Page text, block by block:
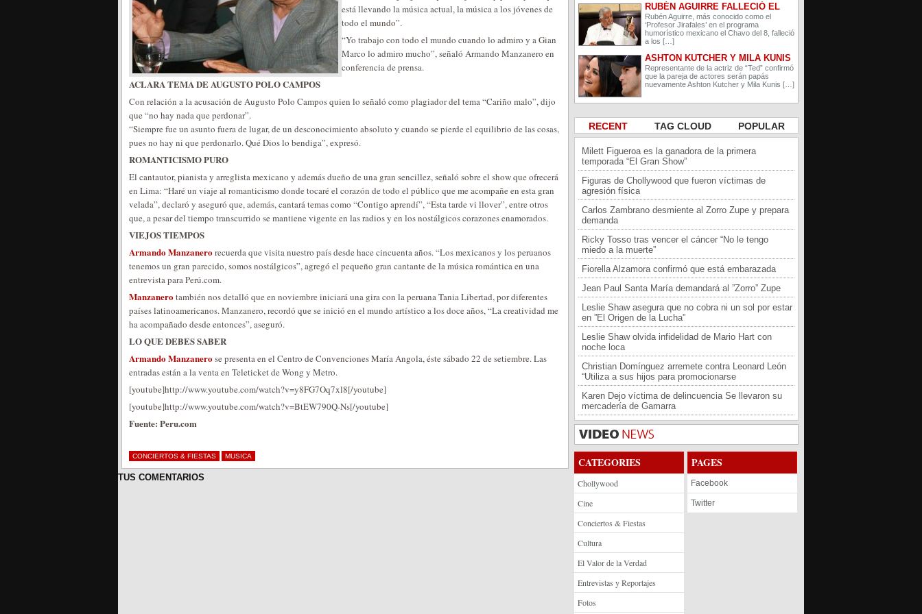
está llevando la música actual, la música a los jóvenes de
todo el mundo”.
“Yo trabajo con todo el mundo cuando lo admiro y a Gian
Marco lo admiro mucho”, señaló Armando Manzanero en
conferencia de prensa.
ACLARA TEMA DE AUGUSTO POLO CAMPOS
Con relación a la acusación de Augusto Polo Campos quien lo señaló como plagiador del tema “Cariño malo”, dijo
que “no hay nada que perdonar”.
“Siempre fue un asunto fuera de lugar, de un desconocimiento absoluto y cuando se pierde el equilibrio de las cosas,
pues no hay ni que perdonarlo. Qué Dios lo bendiga”, expresó.
ROMANTICISMO PURO
El cantautor, pianista y arreglista mexicano y además dueño de una gran sencillez, señaló sobre el show que ofrecerá
en Lima: “Haré un viaje al romanticismo donde tocaré el corazón de todo el público que me acompañe en esta gran
velada”, declaró y aseguró que, además, cantará temas como “Contigo aprendí”, “Esta tarde vi llover”, entre otros
que, a pesar del tiempo transcurrido se mantiene vigente en las radios y en los nostálgicos corazones enamorados.
VIEJOS TIEMPOS
Armando Manzanerorecuerda que visita nuestro país desde hace cincuenta años. “Los mexicanos y los peruanos
tenemos un gran parecido, somos nostálgicos”, agregó el pequeño gran cantante de la música romántica en una
entrevista para Perú.com.
Manzanerotambién nos detalló que en noviembre iniciará una gira con la peruana Tania Libertad, por diferentes
países latinoamericanos. Manzanero, recordó que se inició en el mundo artístico a los doce años, “La creatividad me
ha acompañado desde entonces”, aseguró.
LO QUE DEBES SABER
Armando Manzanerose presenta en el Centro de Convenciones María Angola, éste sábado 22 de setiembre. Las
entradas están a la venta en Teleticket de Wong y Metro.
[youtube]http://www.youtube.com/watch?v=y8FG7Oq7xl8[/youtube]
[youtube]http://www.youtube.com/watch?v=BtEW790Q-Ns[/youtube]
Fuente: Peru.com
CONCIERTOS & FIESTAS MUSICA
TUS COMENTARIOS
RUBÉN AGUIRRE FALLECIÓ EL
PROFESOR JIRAFALES DE EL
CHAVO DEL 8
Rubén Aguirre, más conocido como el
‘Profesor Jirafales’ en el programa
humorístico mexicano el Chavo del 8, falleció
a los […]
ASHTON KUTCHER Y MILA KUNIS
ESPERAN A SU SEGUNDO HIJO
Representante de la actriz de “Ted” confirmó
que la pareja de actores serán papás
nuevamente Ashton Kutcher y Mila Kunis […]
RECENT TAG CLOUD POPULAR
Milett Figueroa es la ganadora de la primera
temporada “El Gran Show”
Figuras de Chollywood que fueron víctimas de
agresión física
Carlos Zambrano desmiente al Zorro Zupe y prepara
demanda
Ricky Tosso tras vencer el cáncer “No le tengo
miedo a la muerte”
Fiorella Alzamora confirmó que está embarazada
Jean Paul Santa María demandará al ”Zorro” Zupe
Leslie Shaw asegura que no cobra ni un sol por estar
en ”El Origen de la Lucha”
Leslie Shaw olvida infidelidad de Mario Hart con
noche loca
Christian Domínguez arremete contra Leonard León
“Utiliza a sus hijos para promocionarse
Karen Dejo víctima de delincuencia Se llevaron su
mercadería de Gamarra
CATEGORIES
Chollywood
Cine
Conciertos & Fiestas
Cultura
El Valor de la Verdad
Entrevistas y Reportajes
Fotos
PAGES
Facebook
Twitter